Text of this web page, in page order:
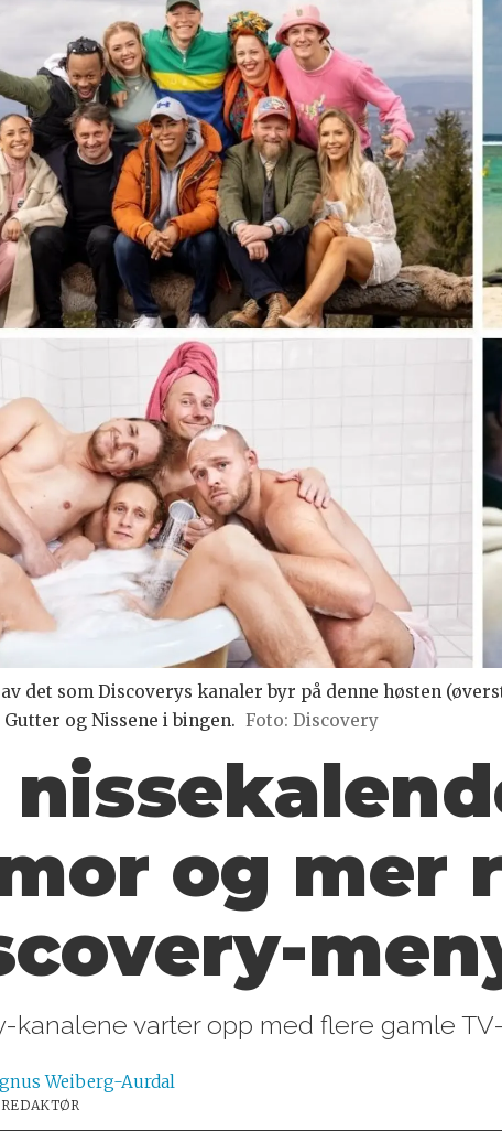
det som Discoverys kanaler byr på denne høsten
og Nissene i bingen. Foto: Discovery
og mer
kanalene varter opp med flere gamle
Weiberg-Aurdal